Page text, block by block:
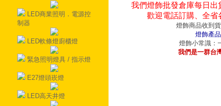
LED商業照明．電源控
制器
LED軟條燈廚櫃燈
緊急照明燈具 / 指示燈
E27燈頭崁燈
LED高天井燈
我們燈飾批發倉庫每日
歡迎電話訂購、全
燈飾商品收到
燈飾產
燈飾小常識：
我們是一群台